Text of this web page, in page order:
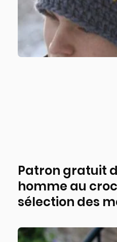
Patron gratuit
homme au
sélection des